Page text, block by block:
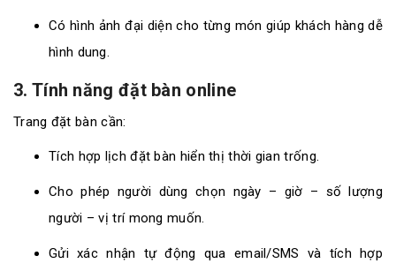
Có hình ảnh đại diện cho từng món giúp khách hàng dễ
hình dung.
3. Tính năng đặt bàn online
Trang đặt bàn cần:
Tích hợp lịch đặt bàn hiển thị thời gian trống.
Cho phép người dùng chọn ngày – giờ – số lượng
người – vị trí mong muốn.
Gửi xác nhận tự động qua email/SMS và tích hợp